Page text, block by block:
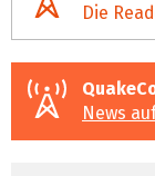
Die
News